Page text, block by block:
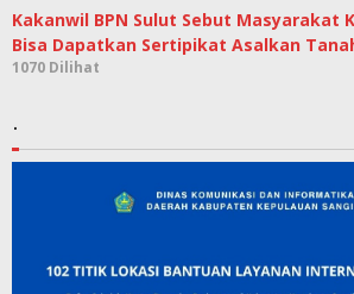
Kakanwil BPN Sulut Sebut Masyarakat
Bisa Dapatkan Sertipikat Asalkan
1070 Dilihat
.